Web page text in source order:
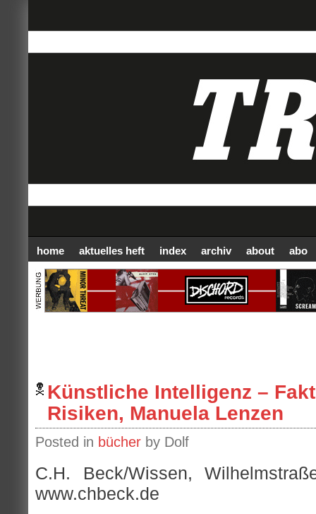
home aktuelles heft index archiv about abo
Künstliche Intelligenz –
Risiken, Manuela Lenzen
Posted in bücher by Dolf
C.H. Beck/Wissen,
www.chbeck.de